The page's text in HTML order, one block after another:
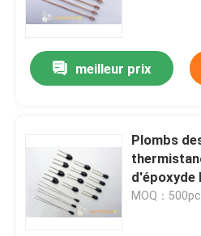
Maison
Produits
meilleur prix
Plombs
d'époxyde
3977 de
MOQ：